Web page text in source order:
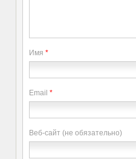
Имя *
Email *
Веб-сайт (не обязательно)